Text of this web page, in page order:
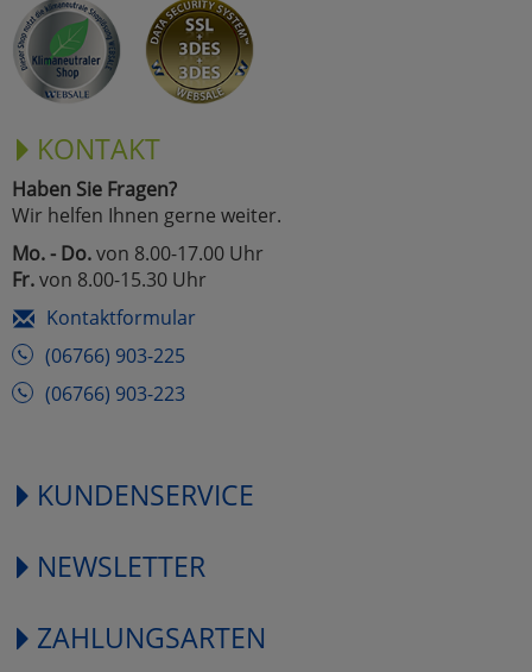
KONTAKT
Haben Sie Fragen?
Wir helfen Ihnen gerne weiter.
Mo. - Do.von 8.00-17.00 Uhr
Fr.von 8.00-15.30 Uhr
Kontaktformular
(06766) 903-225
(06766) 903-223
KUNDENSERVICE
NEWSLETTER
ZAHLUNGSARTEN